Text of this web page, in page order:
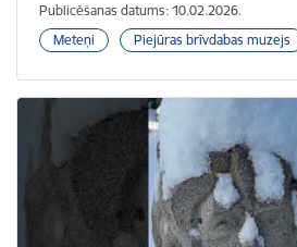
Publicēšanas datums: 10.02.2026.
Meteņi
Piejūras brīvdabas muzejs